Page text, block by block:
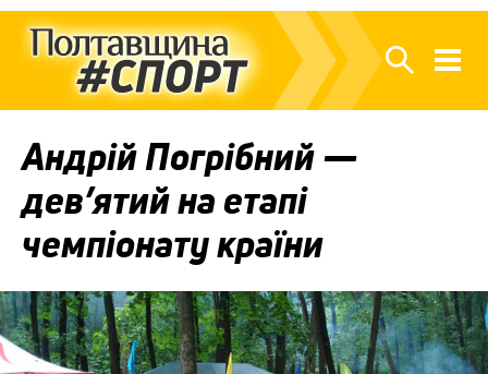
Андрій Погрібний —
дев’ятий на етапі
чемпіонату країни